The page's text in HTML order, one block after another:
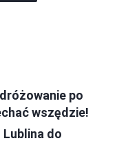
po
wszędzie!
do